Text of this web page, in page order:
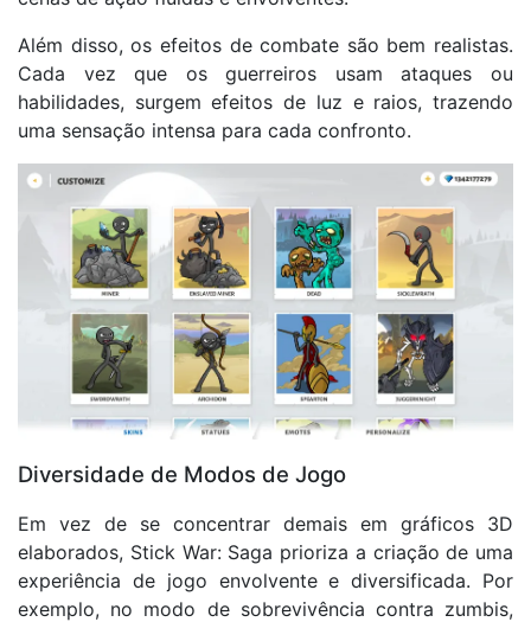
Além disso, os efeitos de combate são bem realistas.
Cada vez que os guerreiros usam ataques ou
habilidades, surgem efeitos de luz e raios, trazendo
uma sensação intensa para cada confronto.
Diversidade de Modos de Jogo
Em vez de se concentrar demais em gráficos 3D
elaborados, Stick War: Saga prioriza a criação de uma
experiência de jogo envolvente e diversificada. Por
exemplo, no modo de sobrevivência contra zumbis,